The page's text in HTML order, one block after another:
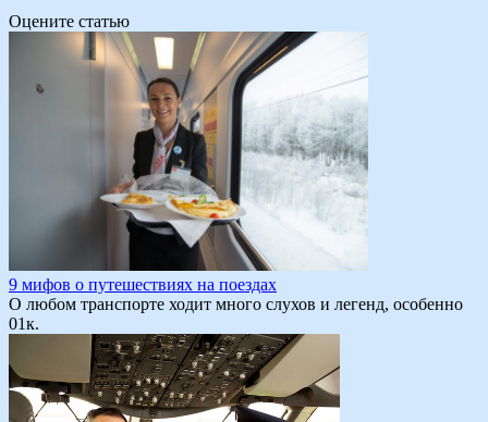
Оцените статью
9 мифов о путешествиях на поездах
О любом транспорте ходит много слухов и легенд, особенно
01к.